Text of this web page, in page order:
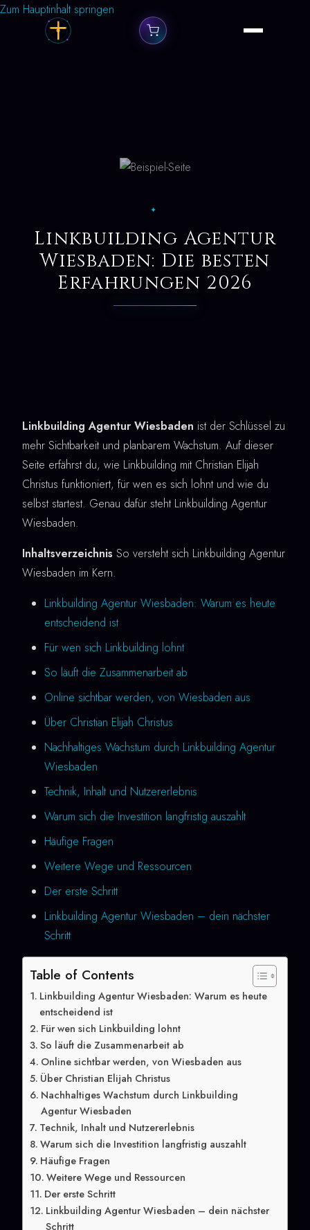
Zum Hauptinhalt springen
✦
Linkbuilding Agentur
Wiesbaden: Die besten
Erfahrungen 2026
Linkbuilding Agentur Wiesbaden ist der Schlüssel zu
mehr Sichtbarkeit und planbarem Wachstum. Auf dieser
Seite erfährst du, wie Linkbuilding mit Christian Elijah
Christus funktioniert, für wen es sich lohnt und wie du
selbst startest. Genau dafür steht Linkbuilding Agentur
Wiesbaden.
Inhaltsverzeichnis So versteht sich Linkbuilding Agentur
Wiesbaden im Kern.
Linkbuilding Agentur Wiesbaden: Warum es heute
entscheidend ist
Für wen sich Linkbuilding lohnt
So läuft die Zusammenarbeit ab
Online sichtbar werden, von Wiesbaden aus
Über Christian Elijah Christus
Nachhaltiges Wachstum durch Linkbuilding Agentur
Wiesbaden
Technik, Inhalt und Nutzererlebnis
Warum sich die Investition langfristig auszahlt
Häufige Fragen
Weitere Wege und Ressourcen
Der erste Schritt
Linkbuilding Agentur Wiesbaden – dein nächster
Schritt
Table of Contents
Linkbuilding Agentur Wiesbaden: Warum es heute
entscheidend ist
Für wen sich Linkbuilding lohnt
So läuft die Zusammenarbeit ab
Online sichtbar werden, von Wiesbaden aus
Über Christian Elijah Christus
Nachhaltiges Wachstum durch Linkbuilding
Agentur Wiesbaden
Technik, Inhalt und Nutzererlebnis
Warum sich die Investition langfristig auszahlt
Häufige Fragen
Weitere Wege und Ressourcen
Der erste Schritt
Linkbuilding Agentur Wiesbaden – dein nächster
Schritt